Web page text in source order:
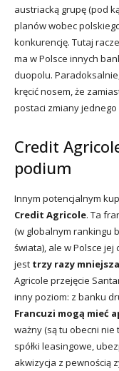
austriacką grupę (pod
planów wobec
konkurencję. Tutaj
ma w Polsce innych
duopolu.
kręcić nosem, że
postaci zmiany
Credit
podium
Innym potencjalnym
Credit Agricole. Ta
(w globalnym rankingu
świata), ale w Polsce
jest trzy razy
Agricole przejęcie
inny poziom: z banku
Francuzi mogą mieć
ważny (są tu obecni
spółki leasingowe,
akwizycja z pewnością